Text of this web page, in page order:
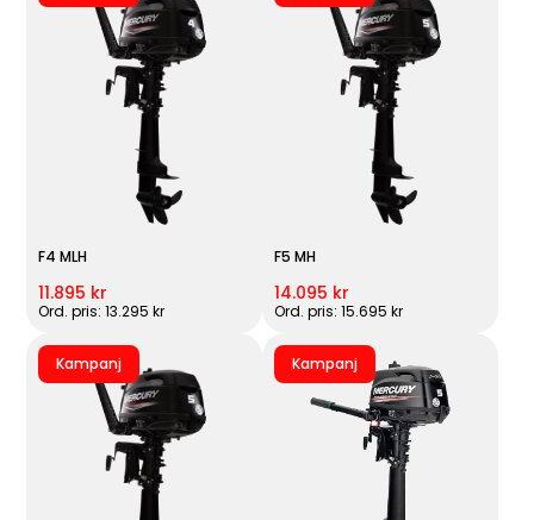
F4 MLH
11.895 kr
Ord. pris: 13.295 kr
F5 MH
14.095 kr
Ord. pris: 15.695 kr
Kampanj Kampanj